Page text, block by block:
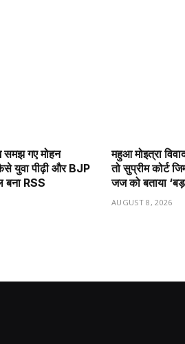
गए मोहन
युवा पीढ़ी और BJP
बना RSS
महुआ मोइत्रा
तो सुप्रीम कोर्ट
जज को बताया
AUGUST 8, 2026